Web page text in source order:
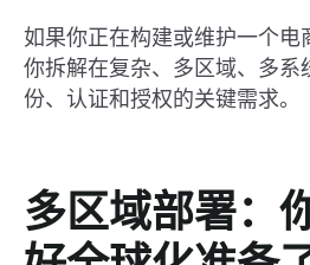
如果你正在构建或维护一个电
你拆解在复杂、多区域、多系
份、认证和授权的关键需求。
多区域部署：